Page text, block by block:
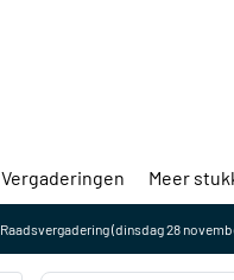
Vergaderingen Meer
Raadsvergadering (dinsdag 28